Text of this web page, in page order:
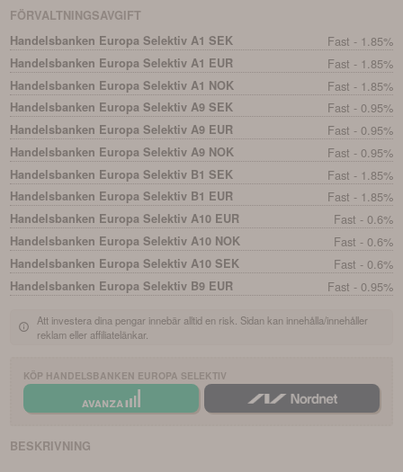
FÖRVALTNINGSAVGIFT
Handelsbanken Europa Selektiv A1 SEK
Fast - 1.85%
Handelsbanken Europa Selektiv A1 EUR Fast - 1.85%
Handelsbanken Europa Selektiv A1 NOK Fast - 1.85%
Handelsbanken Europa Selektiv A9 SEK Fast - 0.95%
Handelsbanken Europa Selektiv A9 EUR Fast - 0.95%
Handelsbanken Europa Selektiv A9 NOK Fast - 0.95%
Handelsbanken Europa Selektiv B1 SEK Fast - 1.85%
Handelsbanken Europa Selektiv B1 EUR Fast - 1.85%
Handelsbanken Europa Selektiv A10 EUR Fast - 0.6%
Handelsbanken Europa Selektiv A10 NOK Fast - 0.6%
Handelsbanken Europa Selektiv A10 SEK Fast - 0.6%
Handelsbanken Europa Selektiv B9 EUR Fast - 0.95%
Att investera dina pengar innebär alltid en risk. Sidan kan innehålla/innehåller
reklam eller affiliatelänkar.
KÖP HANDELSBANKEN EUROPA SELEKTIV
BESKRIVNING